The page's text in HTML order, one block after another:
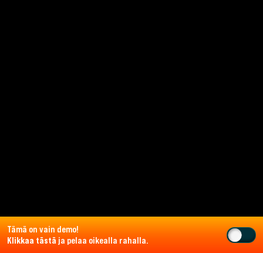
Tämä on vain demo!
Klikkaa tästä ja pelaa oikealla rahalla.